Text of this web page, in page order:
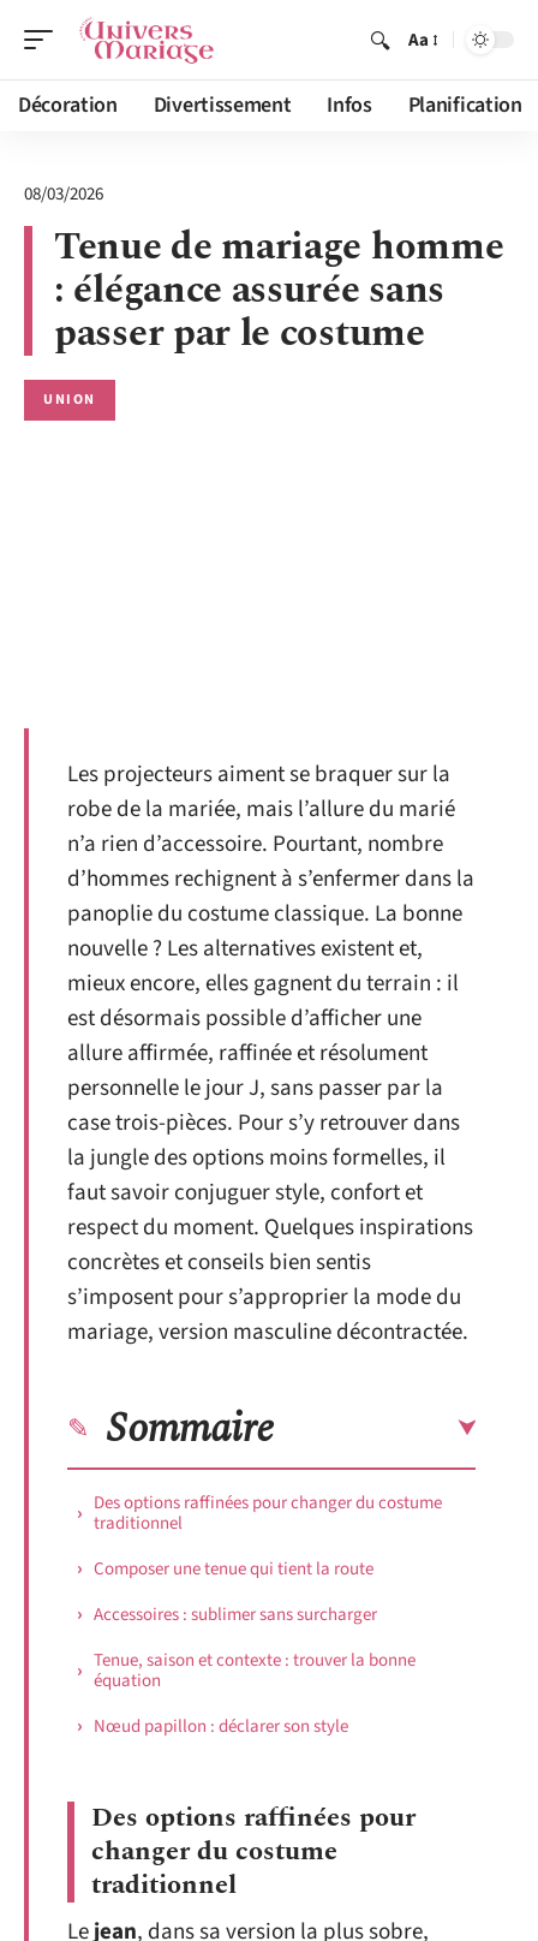
Aa
Décoration Divertissement Infos Planification
08/03/2026
Tenue de mariage homme
: élégance assurée sans
passer par le costume
UNION
Les projecteurs aiment se braquer sur la
robe de la mariée, mais l’allure du marié
n’a rien d’accessoire. Pourtant, nombre
d’hommes rechignent à s’enfermer dans la
panoplie du costume classique. La bonne
nouvelle ? Les alternatives existent et,
mieux encore, elles gagnent du terrain : il
est désormais possible d’afficher une
allure affirmée, raffinée et résolument
personnelle le jour J, sans passer par la
case trois-pièces. Pour s’y retrouver dans
la jungle des options moins formelles, il
faut savoir conjuguer style, confort et
respect du moment. Quelques inspirations
concrètes et conseils bien sentis
s’imposent pour s’approprier la mode du
mariage, version masculine décontractée.
Sommaire
Des options raffinées pour changer du costume
traditionnel
Composer une tenue qui tient la route
Accessoires : sublimer sans surcharger
Tenue, saison et contexte : trouver la bonne
équation
Nœud papillon : déclarer son style
Des options raffinées pour
changer du costume
traditionnel
Lejean, dans sa version la plus sobre,